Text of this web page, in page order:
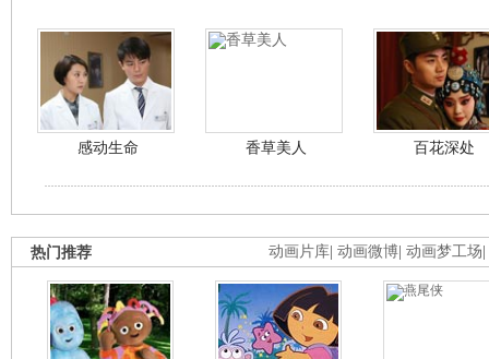
感动生命 香草美人 百花深处
动画片库 动画微博 动画梦工场
热门推荐